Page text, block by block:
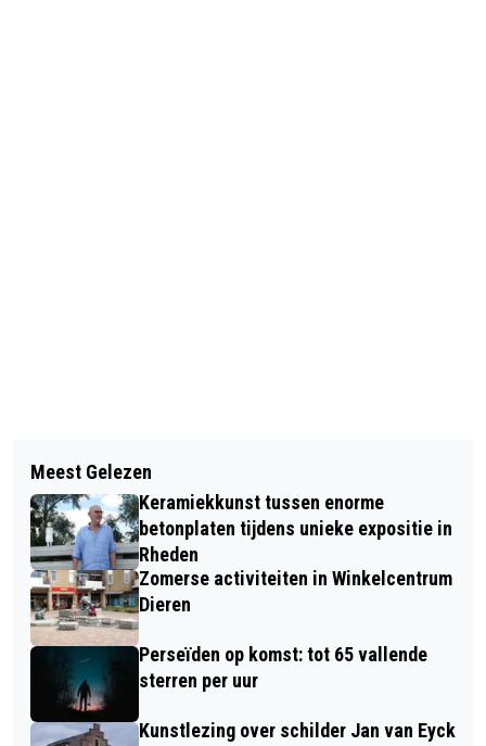
SOCIAL FRIDAY PUBQUIZ VOOR
JONGEREN UIT GEMEENTE RHEDEN EN
ROZENDAAL
BUURTSPEELPLAATS KONINGSLAND
IN RHEDEN OFFICIEEL GEOPEND
Meest Gelezen
Keramiekkunst tussen enorme
betonplaten tijdens unieke expositie in
Rheden
Zomerse activiteiten in Winkelcentrum
Dieren
Perseïden op komst: tot 65 vallende
sterren per uur
Kunstlezing over schilder Jan van Eyck